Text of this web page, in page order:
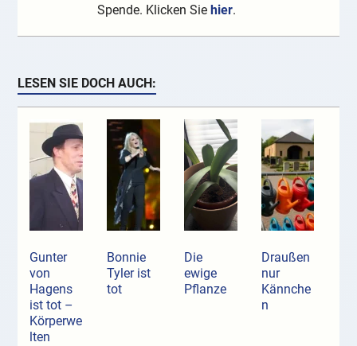
Spende. Klicken Sie hier.
LESEN SIE DOCH AUCH:
Gunter
von
Hagens
ist tot –
Körperwe
lten
Bonnie
Tyler ist
tot
Die
ewige
Pflanze
Draußen
nur
Kännche
n